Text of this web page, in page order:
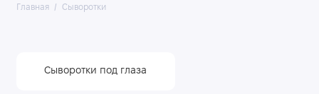
Главная Сыворотки
Сыворотки под глаза